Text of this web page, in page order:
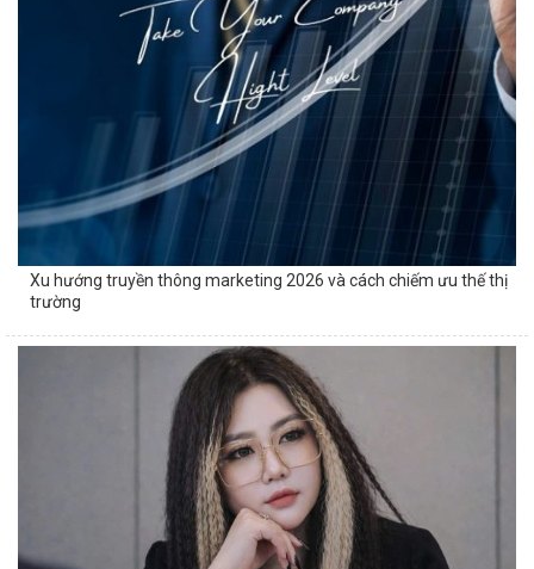
Xu hướng truyền thông marketing 2026 và cách chiếm ưu thế thị
trường